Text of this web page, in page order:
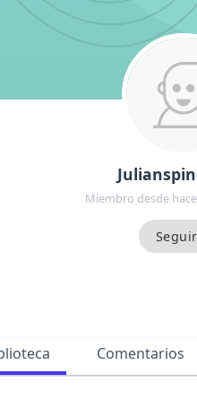
Miembro desde
Comentarios